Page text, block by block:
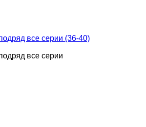
все серии (36-40)
все серии